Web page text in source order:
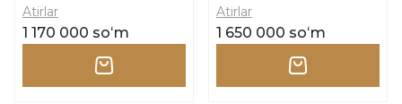
Atirlar
1 170 000 soʻm
Atirlar
1 650 000 soʻm